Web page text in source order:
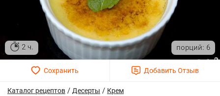
2 ч. 6
Каталог рецептов / Десерты / Крем